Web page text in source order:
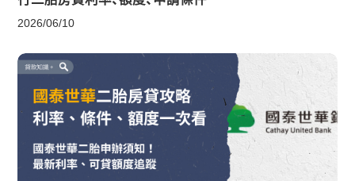
2026/06/10